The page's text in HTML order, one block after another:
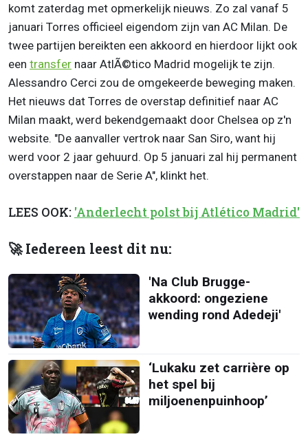
komt zaterdag met opmerkelijk nieuws. Zo zal vanaf 5
januari Torres officieel eigendom zijn van AC Milan. De
twee partijen bereikten een akkoord en hierdoor lijkt ook
een transfer naar AtlÃ©tico Madrid mogelijk te zijn.
Alessandro Cerci zou de omgekeerde beweging maken.
Het nieuws dat Torres de overstap definitief naar AC
Milan maakt, werd bekendgemaakt door Chelsea op z'n
website. "De aanvaller vertrok naar San Siro, want hij
werd voor 2 jaar gehuurd. Op 5 januari zal hij permanent
overstappen naar de Serie A", klinkt het.
LEES OOK: 'Anderlecht polst bij Atlético Madrid'
🚀 Iedereen leest dit nu:
'Na Club Brugge-
akkoord: ongeziene
wending rond Adedeji'
‘Lukaku zet carrière op
het spel bij
miljoenenpuinhoop’